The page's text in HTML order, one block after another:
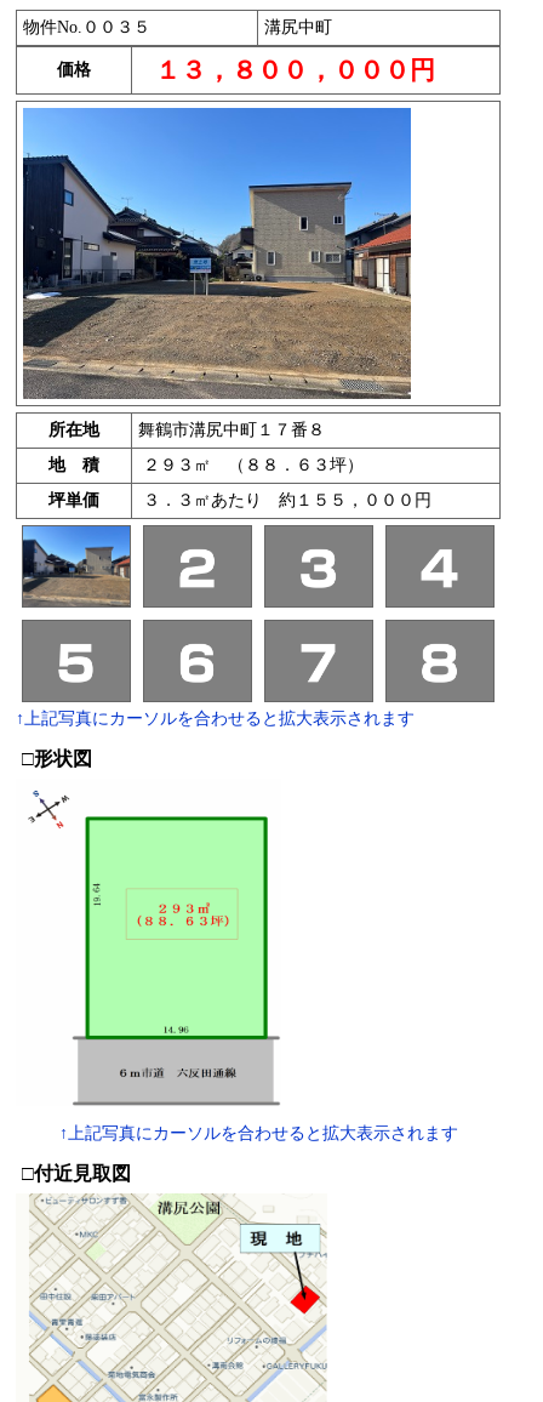
物件No.００３５ 溝尻中町
価格 １３，８００，０００円
所在地
舞鶴市溝尻中町１７番８
地 積
２９３㎡ （８８．６３坪）
坪単価
３．３㎡あたり 約１５５，０００円
↑上記写真にカーソルを合わせると拡大表示されます
□形状図
↑上記写真にカーソルを合わせると拡大表示されます
□付近見取図